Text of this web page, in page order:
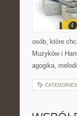
osób, które
Muzyków i
agogika,